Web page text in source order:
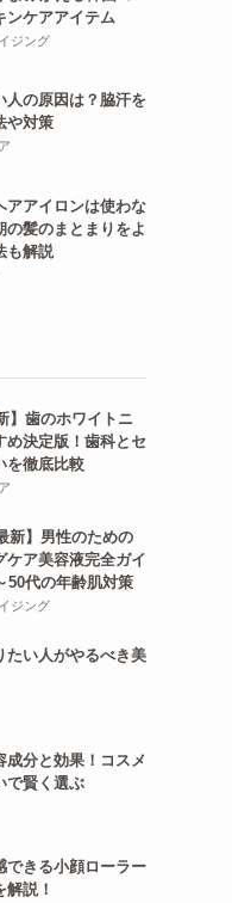
ンケアアイテム
ジング
人の原因は？脇汗を
や対策
アアイロンは使わな
の髪のまとまりをよ
も解説
】歯のホワイトニ
め決定版！歯科とセ
を徹底比較
新】男性のための
ケア美容液完全ガイ
50代の年齢肌対策
ジング
たい人がやるべき美
成分と効果！コスメ
で賢く選ぶ
できる小顔ローラー
説！